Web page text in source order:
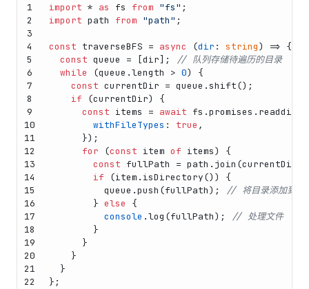
1
2
3
4
5
6
7
8
9
10
11
12
13
14
15
16
17
18
19
20
21
22
import * as fs from "fs" ;
import path from "path" ;
const traverseBFS = async (dir : string) => {
const queue = [dir];
// 队列存储待遍历的目录
while
(queue.length > 0) {
const currentDir = queue.shift();
if (currentDir) {
const items = await fs.promises . readdir
withFileTypes : true ,
      });
for (const item of items) {
const fullPath = path. join (currentDir,
if (item. isDirectory()) {
          queue.
push (fullPath);
// 将目录添加到队
        }
else
{
console .log (fullPath);
// 处理文件
        }
      }
    }
  }
};